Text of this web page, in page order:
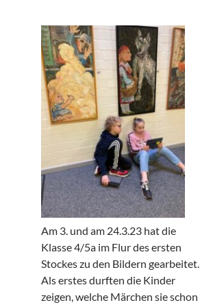
Am 3. und am 24.3.23 hat die
Klasse 4/5a im Flur des ersten
Stockes zu den Bildern gearbeitet.
Als erstes durften die Kinder
zeigen, welche Märchen sie schon